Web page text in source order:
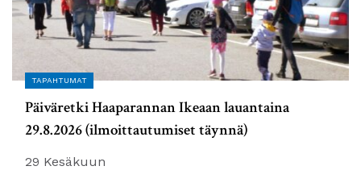
TAPAHTUMAT
Päiväretki Haaparannan Ikeaan lauantaina
29.8.2026 (ilmoittautumiset täynnä)
29 Kesäkuun